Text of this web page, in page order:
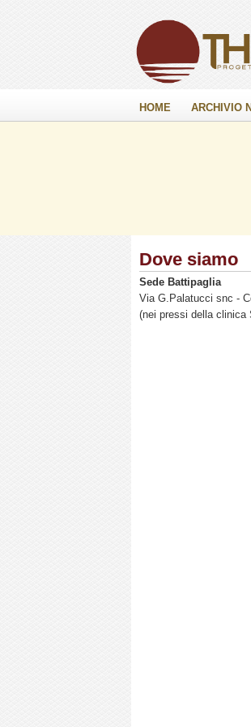
HOME ARCHIVIO
Dove siamo
Sede Battipaglia
Via G.Palatucci snc -
(nei pressi della clinica